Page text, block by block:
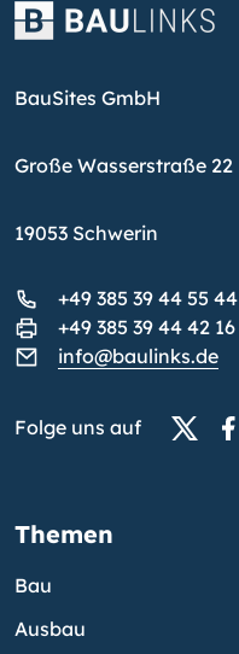
BauSites GmbH
Große Wasserstraße 22
19053 Schwerin
+49 385 39 44 55 44
+49 385 39 44 42 16
info@baulinks.de
Folge uns auf
Themen
Bau
Ausbau